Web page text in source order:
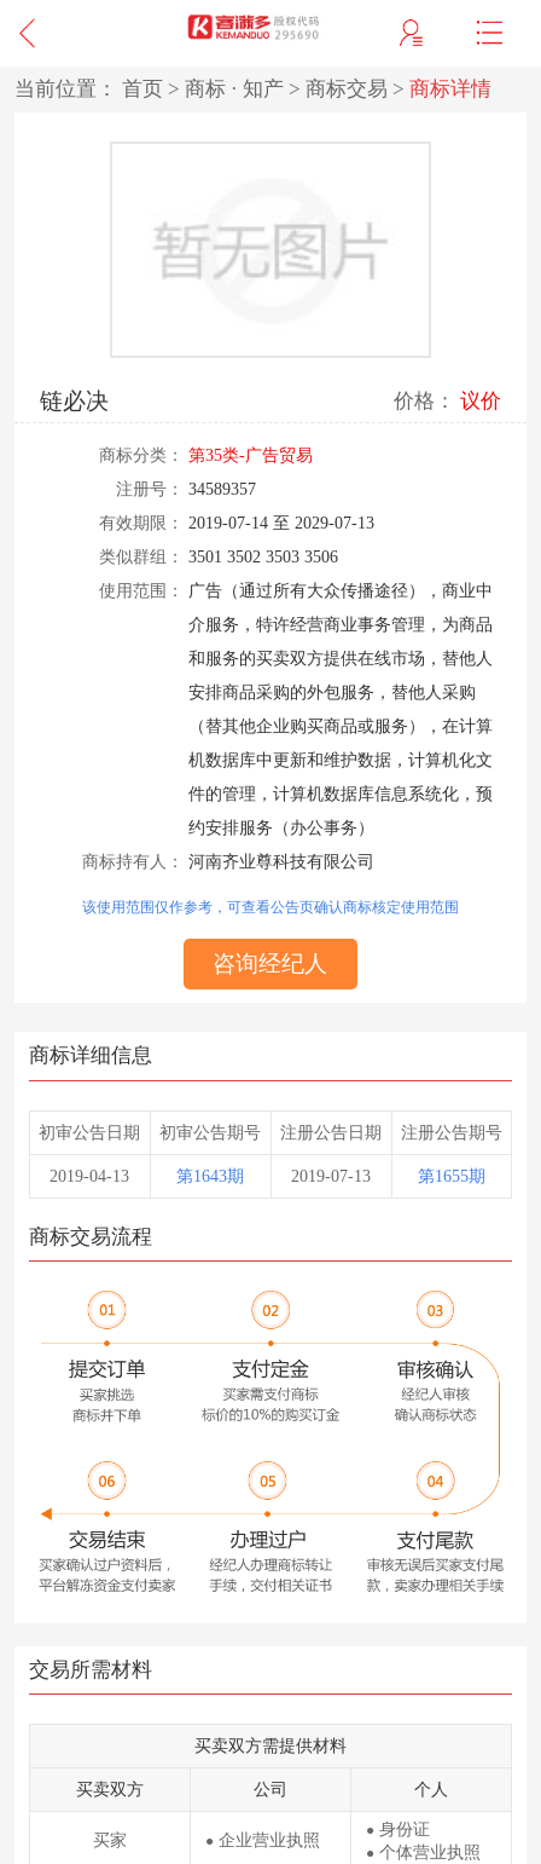
当前位置： 首页 > 商标 · 知产 > 商标交易 > 商标详情
链必决 价格： 议价
商标分类：
第35类-广告贸易
注册号：
34589357
有效期限：
2019-07-14 至 2029-07-13
类似群组：
3501 3502 3503 3506
使用范围：
广告（通过所有大众传播途径），商业中
介服务，特许经营商业事务管理，为商品
和服务的买卖双方提供在线市场，替他人
安排商品采购的外包服务，替他人采购
（替其他企业购买商品或服务），在计算
机数据库中更新和维护数据，计算机化文
件的管理，计算机数据库信息系统化，预
约安排服务（办公事务）
商标持有人：
河南齐业尊科技有限公司
该使用范围仅作参考，可查看公告页确认商标核定使用范围
咨询经纪人
商标详细信息
初审公告日期 初审公告期号 注册公告日期 注册公告期号
2019-04-13 第1643期 2019-07-13 第1655期
商标交易流程
交易所需材料
买卖双方需提供材料
买卖双方 公司 个人
买家 ●企业营业执照 ●身份证
●个体营业执照